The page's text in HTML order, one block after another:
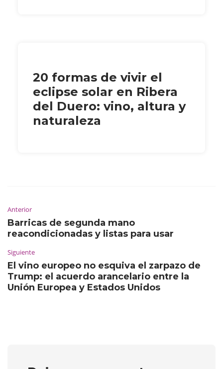
20 formas de vivir el
eclipse solar en Ribera
del Duero: vino, altura y
naturaleza
Anterior
Barricas de segunda mano
reacondicionadas y listas para usar
Siguiente
El vino europeo no esquiva el zarpazo de
Trump: el acuerdo arancelario entre la
Unión Europea y Estados Unidos